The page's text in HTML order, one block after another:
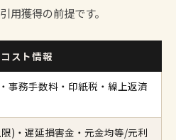
用獲得の前提です。
スト情報
事務手数料・印紙税・繰上返済
)・遅延損害金・元金均等/元利